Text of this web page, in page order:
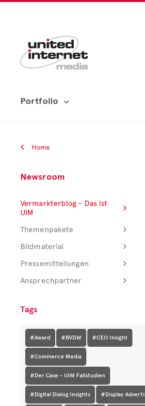
Portfolio
Home
Newsroom
Vermarkterblog - Das ist
UIM
Themenpakete
Bildmaterial
Pressemitteilungen
Ansprechpartner
Tags
#Award #BVDW #CEO Insight
#Commerce Media
#Der Case - UIM Fallstudien
#Digital Dialog Insights #Display